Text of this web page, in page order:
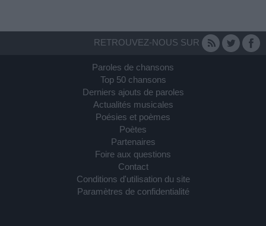
RETROUVEZ-NOUS SUR
Paroles de chansons
Top 50 chansons
Derniers ajouts de paroles
Actualités musicales
Poésies et poèmes
Poètes
Partenaires
Foire aux questions
Contact
Conditions d'utilisation du site
Paramètres de confidentialité